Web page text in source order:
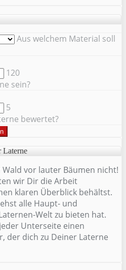
Aus welchem Material soll
120
sein?
5
bewertet?
Laterne
vor lauter Bäumen nicht!
wir Dir die Arbeit
klaren Überblick behältst.
alle Haupt- und
Welt zu bieten hat.
Unterseite einen
der dich zu Deiner Laterne